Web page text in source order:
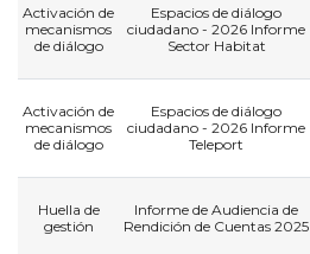
Activación de
mecanismos
de diálogo
Espacios de diálogo
ciudadano - 2026 Informe
Sector Habitat
Activación de
mecanismos
de diálogo
Espacios de diálogo
ciudadano - 2026 Informe
Teleport
Huella de
gestión
Informe de Audiencia de
Rendición de Cuentas 2025